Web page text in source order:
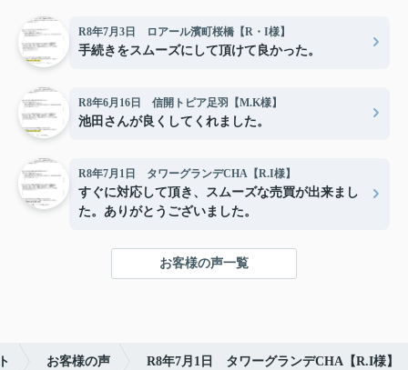
R8年7月3日 ロアール濱町桜橋【R・I様】
手続きをスムーズにして頂けて良かった。
R8年6月16日 信開トピア足羽【M.K様】
池田さんが良くしてくれました。
R8年7月1日 タワーグランデCHA【R.I様】
すぐに対応して頂き、スムーズな売買が出来まし
た。ありがとうございました。
お客様の声一覧
お客様の声 R8年7月1日 タワーグランデCHA【R.I様】